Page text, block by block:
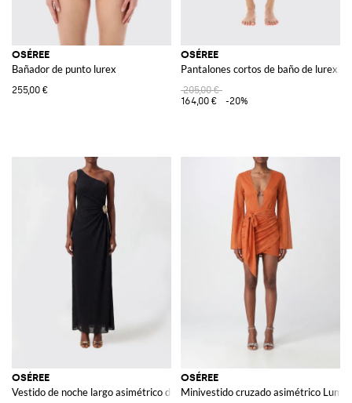
OSÉREE
Bañador de punto lurex
255,00 €
OSÉREE
Pantalones cortos de baño de lurex
205,00 €
164,00 €
-20%
OSÉREE
Vestido de noche largo asimétrico de lurex
OSÉREE
Minivestido cruzado asimétrico